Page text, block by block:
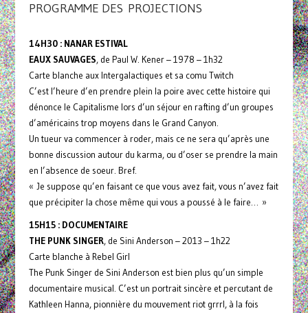
PROGRAMME DES PROJECTIONS
14H30 : NANAR ESTIVAL
EAUX SAUVAGES, de Paul W. Kener – 1978 – 1h32
Carte blanche aux Intergalactiques et sa comu Twitch
C’est l’heure d’en prendre plein la poire avec cette histoire qui
dénonce le Capitalisme lors d’un séjour en rafting d’un groupes
d’américains trop moyens dans le Grand Canyon.
Un tueur va commencer à roder, mais ce ne sera qu’après une
bonne discussion autour du karma, ou d’oser se prendre la main
en l’absence de soeur. Bref.
« Je suppose qu’en faisant ce que vous avez fait, vous n’avez fait
que précipiter la chose même qui vous a poussé à le faire… »
15H15 : DOCUMENTAIRE
THE PUNK SINGER, de Sini Anderson – 2013 – 1h22
Carte blanche à Rebel Girl
The Punk Singer de Sini Anderson est bien plus qu’un simple
documentaire musical. C’est un portrait sincère et percutant de
Kathleen Hanna, pionnière du mouvement riot grrrl, à la fois